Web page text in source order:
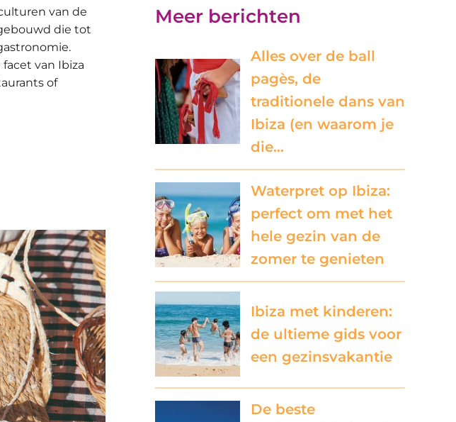
van de
die tot
van Ibiza
of
Meer berichten
Alles over de ball
pagès, de
traditionele dans van
Ibiza (en waarom je
die…
Waterpret op Ibiza:
perfect om met het
hele gezin van de
zomer te genieten
Ibiza met kinderen:
de ultieme gids voor
een gezinsvakantie
De beste